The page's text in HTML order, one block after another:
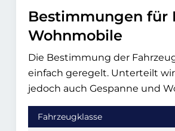
Bestimmungen für
Wohnmobile
Die Bestimmung der
einfach geregelt. Unterteilt
jedoch auch Gespanne und
Fahrzeugklasse